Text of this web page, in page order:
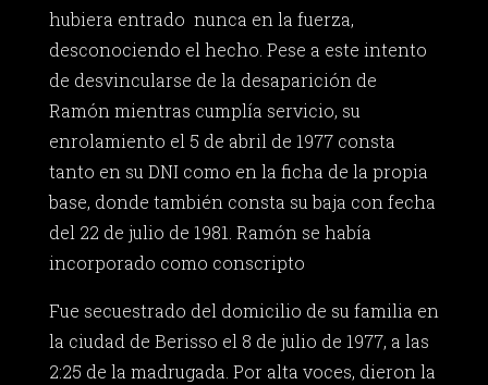
hubiera entrado nunca en la fuerza,
desconociendo el hecho. Pese a este intento
de desvincularse de la desaparición de
Ramón mientras cumplía servicio, su
enrolamiento el 5 de abril de 1977 consta
tanto en su DNI como en la ficha de la propia
base, donde también consta su baja con fecha
del 22 de julio de 1981. Ramón se había
incorporado como conscripto
Fue secuestrado del domicilio de su familia en
la ciudad de Berisso el 8 de julio de 1977, a las
2:25 de la madrugada. Por alta voces, dieron la